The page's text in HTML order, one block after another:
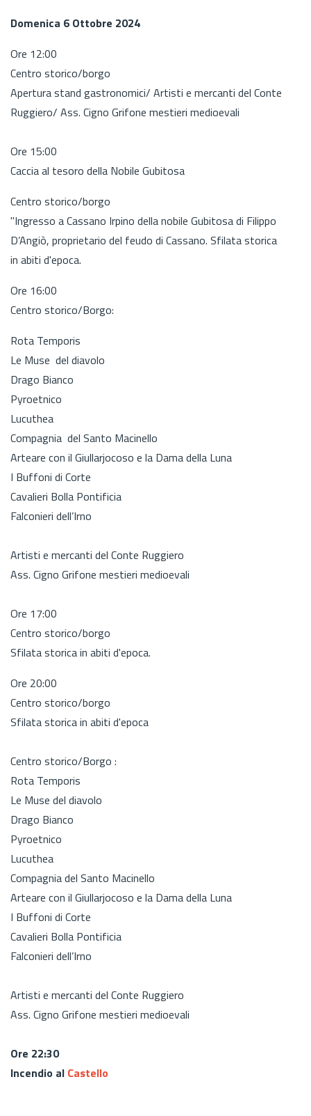
Domenica 6 Ottobre 2024
Ore 12:00
Centro storico/borgo
Apertura stand gastronomici/ Artisti e mercanti del Conte
Ruggiero/ Ass. Cigno Grifone mestieri medioevali
Ore 15:00
Caccia al tesoro della Nobile Gubitosa
Centro storico/borgo
"Ingresso a Cassano Irpino della nobile Gubitosa di Filippo
D’Angiò, proprietario del feudo di Cassano. Sfilata storica
in abiti d'epoca.
Ore 16:00
Centro storico/Borgo:
Rota Temporis
Le Muse del diavolo
Drago Bianco
Pyroetnico
Lucuthea
Compagnia del Santo Macinello
Arteare con il Giullarjocoso e la Dama della Luna
I Buffoni di Corte
Cavalieri Bolla Pontificia
Falconieri dell’Irno
Artisti e mercanti del Conte Ruggiero
Ass. Cigno Grifone mestieri medioevali
Ore 17:00
Centro storico/borgo
Sfilata storica in abiti d'epoca.
Ore 20:00
Centro storico/borgo
Sfilata storica in abiti d'epoca
Centro storico/Borgo :
Rota Temporis
Le Muse del diavolo
Drago Bianco
Pyroetnico
Lucuthea
Compagnia del Santo Macinello
Arteare con il Giullarjocoso e la Dama della Luna
I Buffoni di Corte
Cavalieri Bolla Pontificia
Falconieri dell’Irno
Artisti e mercanti del Conte Ruggiero
Ass. Cigno Grifone mestieri medioevali
Ore 22:30
Incendio al Castello